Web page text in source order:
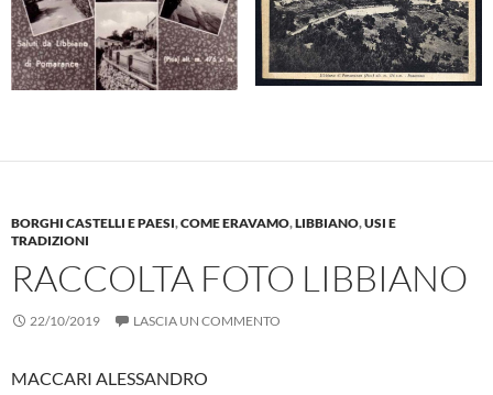
BORGHI CASTELLI E PAESI,COME ERAVAMO,LIBBIANO,USI E
TRADIZIONI
RACCOLTA FOTO LIBBIANO
22/10/2019 LASCIA UN COMMENTO
MACCARI ALESSANDRO